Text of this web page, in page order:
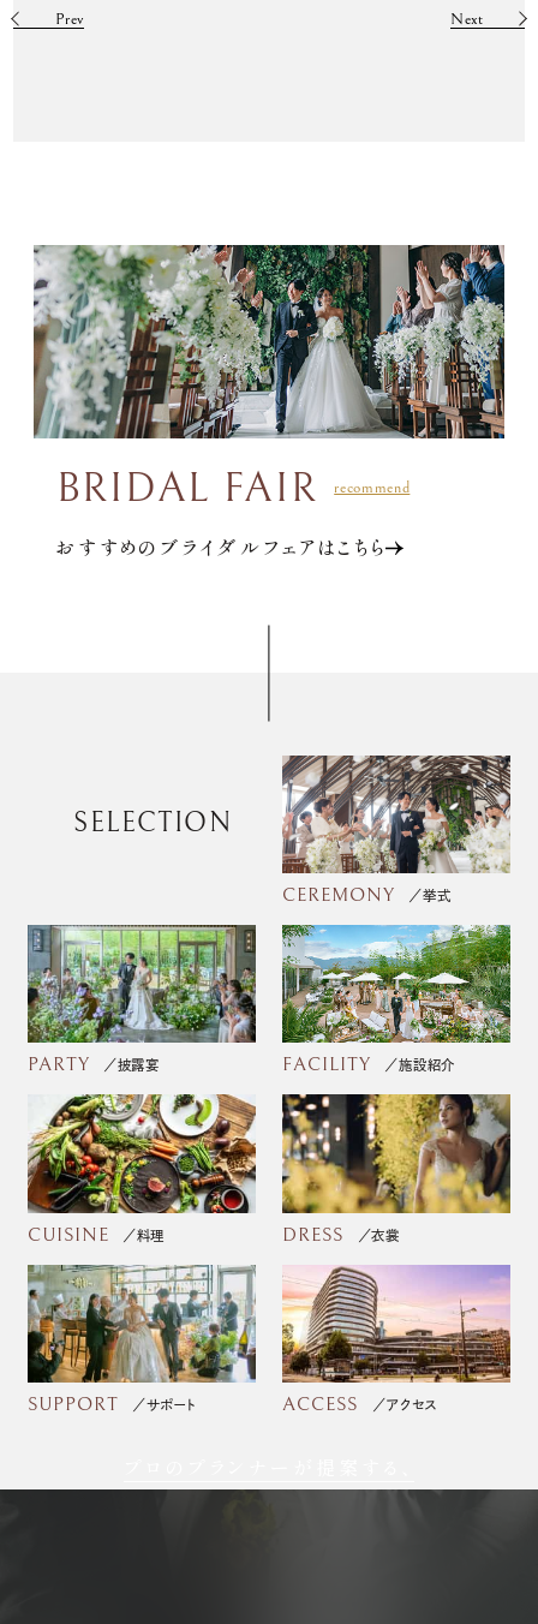
Prev Next
BRIDAL FAIR
おすすめのブライダルフェアはこちら
SELECTION
CEREMONY 挙式
PARTY 披露宴 FACILITY 施設紹介
CUISINE 料理 DRESS 衣裳
SUPPORT サポート ACCESS アクセス